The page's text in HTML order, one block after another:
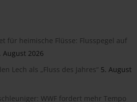
für heimische Flüsse: Flusspegel auf
August 2026
Lech als „Fluss des Jahres“ 5. August
WWF fordert mehr Tempo